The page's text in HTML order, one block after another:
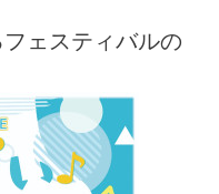
ェスティバルの